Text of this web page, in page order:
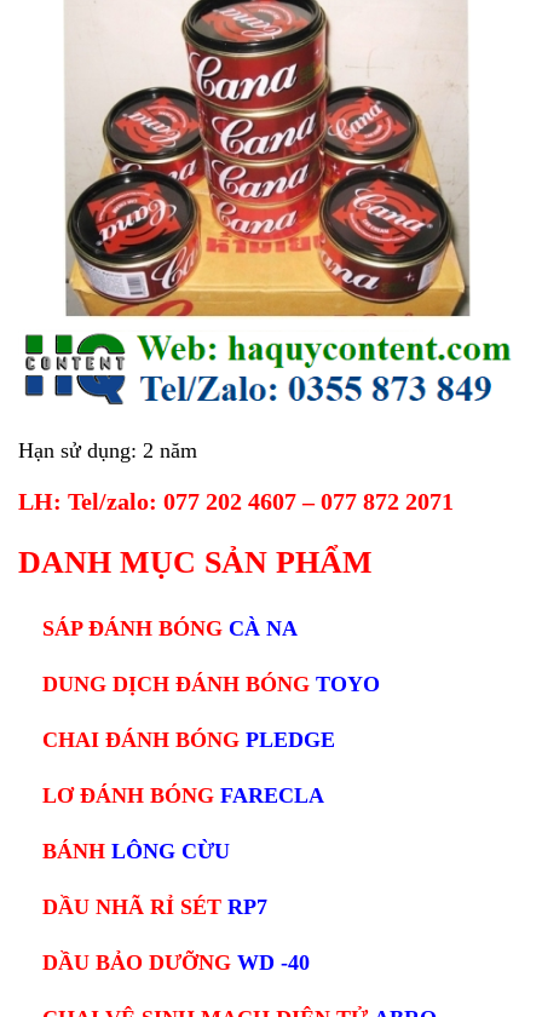
Hạn sử dụng: 2 năm
LH: Tel/zalo: 077 202 4607 – 077 872 2071
DANH MỤC SẢN PHẨM
SÁP ĐÁNH BÓNG CÀ NA
DUNG DỊCH ĐÁNH BÓNG TOYO
CHAI ĐÁNH BÓNG PLEDGE
LƠ ĐÁNH BÓNG FARECLA
BÁNH LÔNG CỪU
DẦU NHÃ RỈ SÉT RP7
DẦU BẢO DƯỠNG WD -40